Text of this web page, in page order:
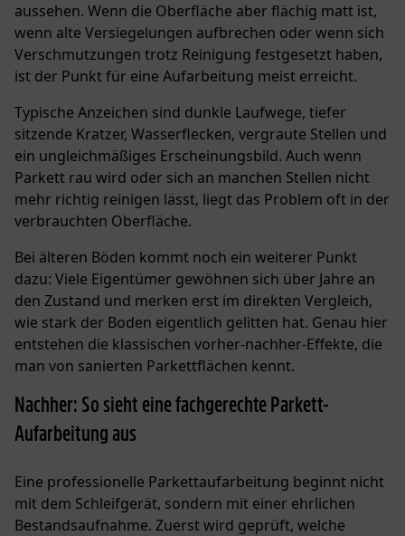
aussehen. Wenn die Oberfläche aber flächig matt ist,
wenn alte Versiegelungen aufbrechen oder wenn sich
Verschmutzungen trotz Reinigung festgesetzt haben,
ist der Punkt für eine Aufarbeitung meist erreicht.
Typische Anzeichen sind dunkle Laufwege, tiefer
sitzende Kratzer, Wasserflecken, vergraute Stellen und
ein ungleichmäßiges Erscheinungsbild. Auch wenn
Parkett rau wird oder sich an manchen Stellen nicht
mehr richtig reinigen lässt, liegt das Problem oft in der
verbrauchten Oberfläche.
Bei älteren Böden kommt noch ein weiterer Punkt
dazu: Viele Eigentümer gewöhnen sich über Jahre an
den Zustand und merken erst im direkten Vergleich,
wie stark der Boden eigentlich gelitten hat. Genau hier
entstehen die klassischen vorher-nachher-Effekte, die
man von sanierten Parkettflächen kennt.
Nachher: So sieht eine fachgerechte Parkett-
Aufarbeitung aus
Eine professionelle Parkettaufarbeitung beginnt nicht
mit dem Schleifgerät, sondern mit einer ehrlichen
Bestandsaufnahme. Zuerst wird geprüft, welche